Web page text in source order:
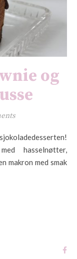
og
hasselnøtter,
makron med smak